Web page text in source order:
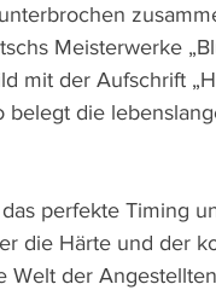
Meisterwerke
mit der Aufschrift
belegt die
perfekte Timing
die Härte und der
Welt der